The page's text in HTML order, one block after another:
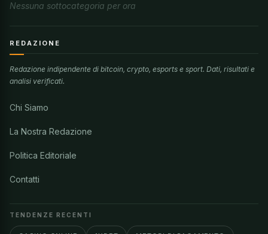
Nessuna sottocategoria per ora
REDAZIONE
Redazione indipendente di bitcoin, crypto, esports e sport. Dati, risultati e
analisi verificati.
Chi Siamo
La Nostra Redazione
Politica Editoriale
Contatti
TENDENZE RECENTI